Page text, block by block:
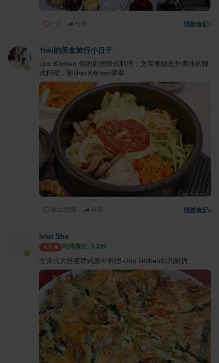
+ 2 分享 開啟食記›
Yuki的美食旅行小日子
Uno Kitchen 你的廚房韓式料理：文青餐館意外美味的韓
式料理，附Uno Kitchen菜單
表示讚賞 分享 開啟食記›
Ivan Sha
4.0 均消價位: $ 200
文青式大份量韓式家常料理-Uno kitchen你的廚房